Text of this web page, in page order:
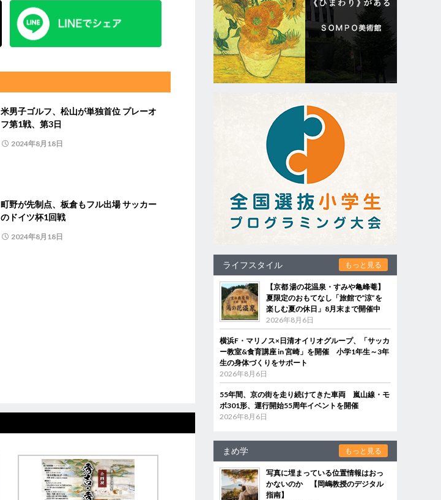
米男子ゴルフ、松山が単独首位 プレーオ
フ第1戦、第3日
2024年8月18日
町野が先制点、板倉もフル出場 サッカー
のドイツ杯1回戦
2024年8月18日
ライフスタイル もっと見る
【京都 湯の花温泉・すみや亀峰菴】
夏限定のおもてなし「旅館で“涼”を
楽しむ夏の休日」8月末まで開催中
2026年8月6日
横浜F・マリノス×日清オイリオグループ、「サッカ
ー教室&食育講座 in 宮崎」を開催 小学1年生～3年
生の身体づくりをサポート
2026年8月6日
55年間、京の街を走り続けてきた車両 嵐山線・モ
ボ301形、運行開始55周年イベントを開催
2026年8月6日
まめ学 もっと見る
写真に埋まっている位置情報はおっ
かないのか 【岡嶋教授のデジタル
指南】